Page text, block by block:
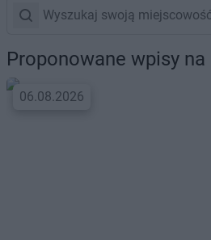
Proponowane wpisy na
06.08.2026